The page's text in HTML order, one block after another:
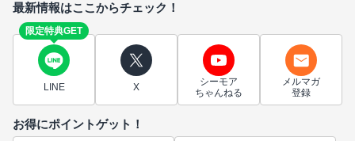
最新情報はここからチェック！
限定特典GET
LINE X
シーモア
ちゃんねる
メルマガ
登録
お得にポイントゲット！